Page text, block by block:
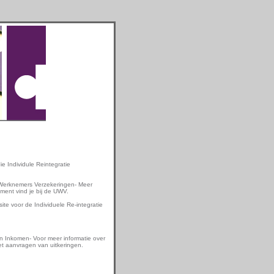
Individule Reintegratie
Verzekeringen- Meer
vind je bij de UWV.
voor de Individuele Re-integratie
Inkomen- Voor meer informatie over
aanvragen van uitkeringen.